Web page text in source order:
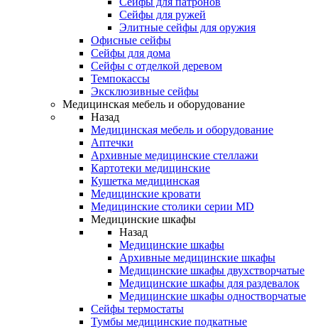
Сейфы для ружей
Элитные сейфы для оружия
Офисные сейфы
Сейфы для дома
Сейфы с отделкой деревом
Темпокассы
Эксклюзивные сейфы
Медицинская мебель и оборудование
Назад
Медицинская мебель и оборудование
Аптечки
Архивные медицинские стеллажи
Картотеки медицинские
Кушетка медицинская
Медицинские кровати
Медицинские столики серии MD
Медицинские шкафы
Назад
Медицинские шкафы
Архивные медицинские шкафы
Медицинские шкафы двухстворчатые
Медицинские шкафы для раздевалок
Медицинские шкафы одностворчатые
Сейфы термостаты
Тумбы медицинские подкатные